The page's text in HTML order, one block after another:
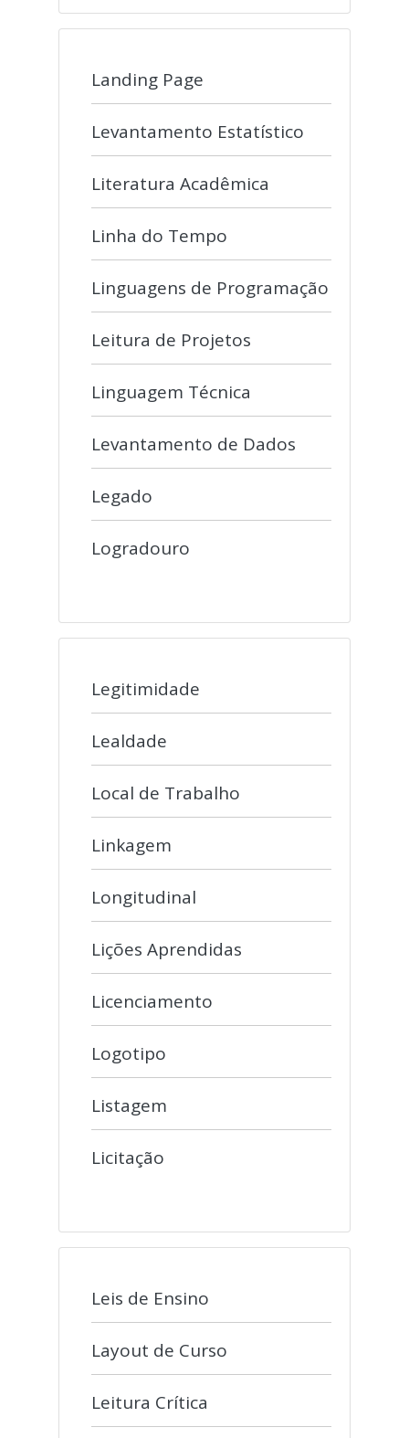
Landing Page
Levantamento Estatístico
Literatura Acadêmica
Linha do Tempo
Linguagens de Programação
Leitura de Projetos
Linguagem Técnica
Levantamento de Dados
Legado
Logradouro
Legitimidade
Lealdade
Local de Trabalho
Linkagem
Longitudinal
Lições Aprendidas
Licenciamento
Logotipo
Listagem
Licitação
Leis de Ensino
Layout de Curso
Leitura Crítica